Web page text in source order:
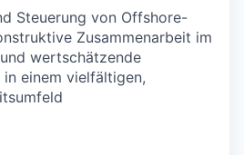
Steuerung von Offshore-
Zusammenarbeit im
wertschätzende
in einem vielfältigen,